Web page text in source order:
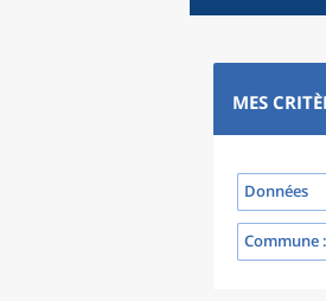
MES
Données
Commune